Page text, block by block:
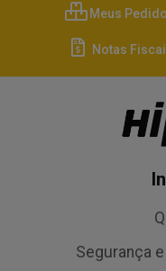
Meus
Notas
Segurança